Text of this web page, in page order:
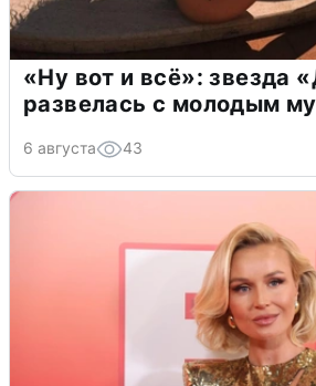
«Ну вот и всё»: звезда
развелась с молодым
6 августа 43